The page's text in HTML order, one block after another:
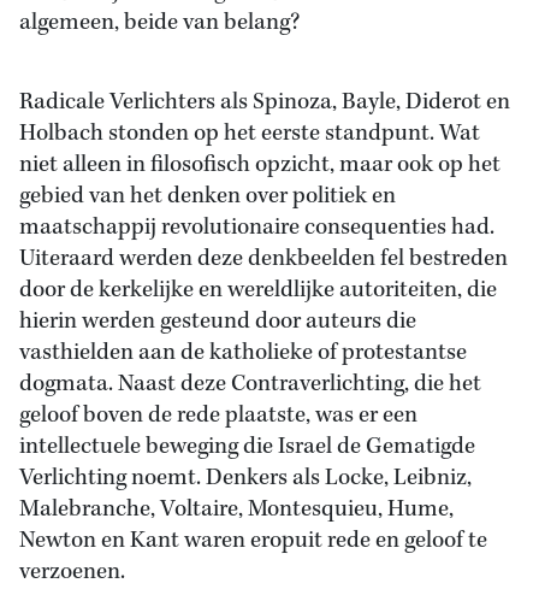
algemeen, beide van belang?
Radicale Verlichters als Spinoza, Bayle, Diderot en
Holbach stonden op het eerste standpunt. Wat
niet alleen in filosofisch opzicht, maar ook op het
gebied van het denken over politiek en
maatschappij revolutionaire consequenties had.
Uiteraard werden deze denkbeelden fel bestreden
door de kerkelijke en wereldlijke autoriteiten, die
hierin werden gesteund door auteurs die
vasthielden aan de katholieke of protestantse
dogmata. Naast deze Contraverlichting, die het
geloof boven de rede plaatste, was er een
intellectuele beweging die Israel de Gematigde
Verlichting noemt. Denkers als Locke, Leibniz,
Malebranche, Voltaire, Montesquieu, Hume,
Newton en Kant waren eropuit rede en geloof te
verzoenen.